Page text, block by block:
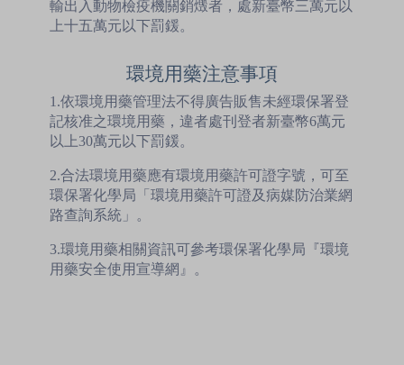
輸出入動物檢疫機關銷燬者，處新臺幣三萬元以
上十五萬元以下罰鍰。
環境用藥注意事項
1.依環境用藥管理法不得廣告販售未經環保署登
記核准之環境用藥，違者處刊登者新臺幣6萬元
以上30萬元以下罰鍰。
2.合法環境用藥應有環境用藥許可證字號，可至
環保署化學局「環境用藥許可證及病媒防治業網
路查詢系統」。
3.環境用藥相關資訊可參考環保署化學局『環境
用藥安全使用宣導網』。